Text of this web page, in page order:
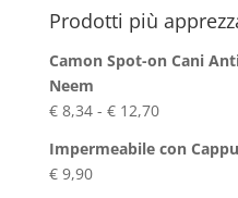
Prodotti più
Camon Spot-on Cani
Neem
€8,34 - €12,70Fascia
prezzo:
Impermeabile con
€9,90